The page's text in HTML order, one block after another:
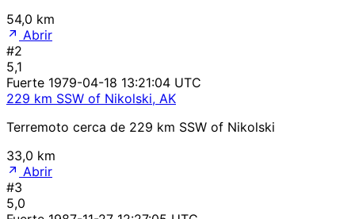
54,0 km
Abrir
#2
5,1
Fuerte 1979-04-18 13:21:04 UTC
229 km SSW of Nikolski, AK
Terremoto cerca de 229 km SSW of Nikolski
33,0 km
Abrir
#3
5,0